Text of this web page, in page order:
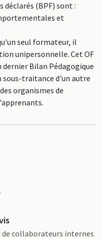
déclarés (BPF) sont :
et
seul formateur, il
unipersonnelle. Cet OF
Bilan Pédagogique
sous-traitance d'un autre
organismes de
de collaborateurs internes